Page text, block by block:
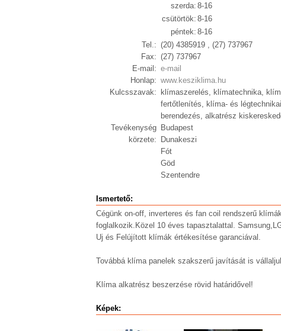
szerda: 8-16
csütörtök: 8-16
péntek: 8-16
Tel.: (20) 4385919 , (27) 737967
Fax: (27) 737967
E-mail: e-mail
Honlap: www.kesziklima.hu
Kulcsszavak:
klímaszerelés, klímatechnika,
fertőtlenítés, klíma- és
berendezés, alkatrész
Tevékenység
körzete:
Budapest
Dunakeszi
Fót
Göd
Szentendre
Ismertető:
Cégünk on-off, inverteres és fan coil rendszerű
foglalkozik.Közel 10 éves tapasztalattal.
Uj és Felújított klímák értékesítése garanciával.
Továbbá klíma panelek szakszerű javítását is
Klíma alkatrész beszerzése rövid határidővel!
Képek: